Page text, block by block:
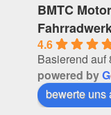
BMTC
4.6
Basierend auf
powered byG
bewerte uns